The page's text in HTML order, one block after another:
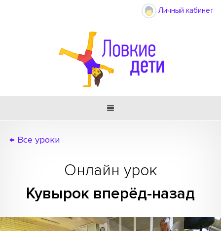
Личный кабинет

← Все уроки
Онлайн урок
Кувырок вперёд-назад
Video